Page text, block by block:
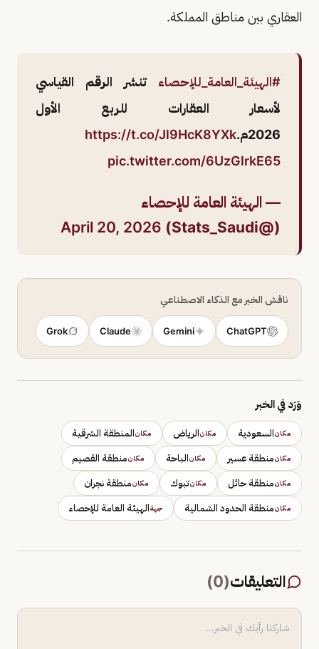
العقاري بين مناطق المملكة.
#الهيئة_العامة_للإحصاء تنشر الرقم القياسي
لأسعار العقارات للربع الأول
2026م.
https://t.co/Jl9HcK8YXk
pic.twitter.com/6UzGlrkE65
— الهيئة العامة للإحصاء
(@Stats_Saudi)
April 20, 2026
ناقش الخبر مع الذكاء الاصطناعي
ChatGPT
Gemini
Claude
Grok
وَرَد في الخبر
مكانالسعودية مكانالرياض مكانالمنطقة الشرقية
مكانمنطقة عسير مكانالباحة مكانمنطقة القصيم
مكانمنطقة حائل مكانتبوك مكانمنطقة نجران
مكانمنطقة الحدود الشمالية جهةالهيئة العامة للإحصاء
التعليقات(
0
)